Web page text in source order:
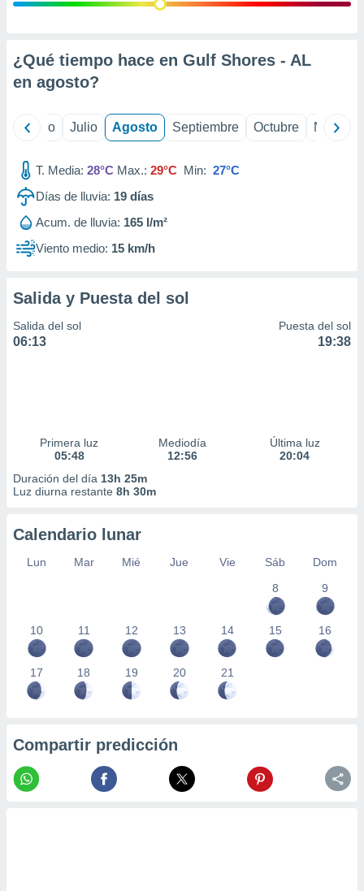
e
mediante
de
1199
¿Qué tiempo hace en Gulf Shores - AL
en agosto?
Junio Julio Agosto Septiembre Octubre
T. Media: 28°C Max.: 29°C Min: 27°C
Días de lluvia: 19 días
Acum. de lluvia: 165 l/m²
Viento medio: 15 km/h
Salida y Puesta del sol
Salida del sol
06:13
Puesta del sol
19:38
Primera luz
05:48
Mediodía
12:56
Última luz
20:04
Duración del día 13h 25m
Luz diurna restante 8h 30m
Calendario lunar
Lun Mar Mié Jue Vie Sáb
Dom
8
9
10 11 12 13 14 15 16
17 18 19 20 21
Compartir predicción